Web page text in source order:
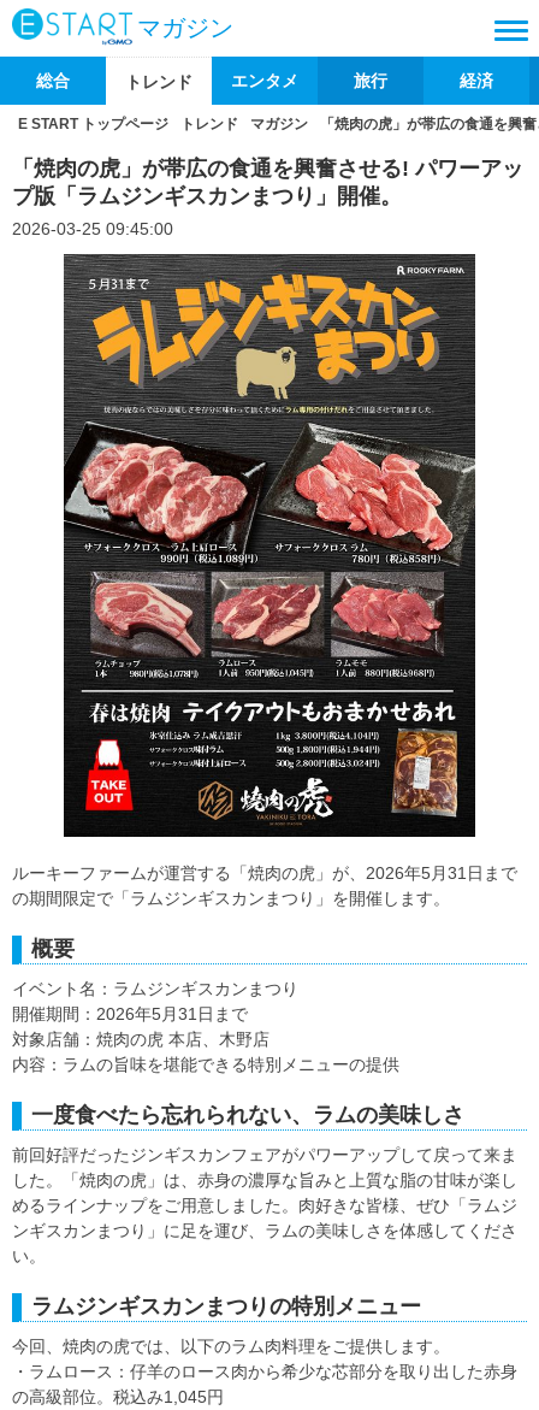
マガジン
総合 トレンド エンタメ 旅行 経済
E START トップページ トレンド マガジン 「焼肉の虎」が帯広の食通を興
「焼肉の虎」が帯広の食通を興奮させる! パワーアッ
プ版「ラムジンギスカンまつり」開催。
2026-03-25 09:45:00
ルーキーファームが運営する「焼肉の虎」が、2026年5月31日まで
の期間限定で「ラムジンギスカンまつり」を開催します。
概要
イベント名：ラムジンギスカンまつり
開催期間：2026年5月31日まで
対象店舗：焼肉の虎 本店、木野店
内容：ラムの旨味を堪能できる特別メニューの提供
一度食べたら忘れられない、ラムの美味しさ
前回好評だったジンギスカンフェアがパワーアップして戻って来ま
した。「焼肉の虎」は、赤身の濃厚な旨みと上質な脂の甘味が楽し
めるラインナップをご用意しました。肉好きな皆様、ぜひ「ラムジ
ンギスカンまつり」に足を運び、ラムの美味しさを体感してくださ
い。
ラムジンギスカンまつりの特別メニュー
今回、焼肉の虎では、以下のラム肉料理をご提供します。
・ラムロース：仔羊のロース肉から希少な芯部分を取り出した赤身
の高級部位。税込み1,045円